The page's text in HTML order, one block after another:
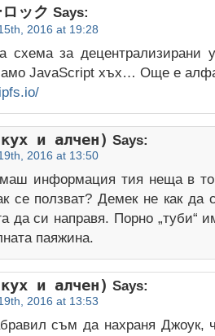
ック Says:
2016 at 19:28
схема за децентрализирани
JavaScript хъх… Още е
и алчен) Says:
2016 at 13:50
информация тия неща в
се ползват? Демек не как да
да си направя. Порно „туби“
паяжина.
и алчен) Says:
2016 at 13:53
съм да нахраня Джоук,